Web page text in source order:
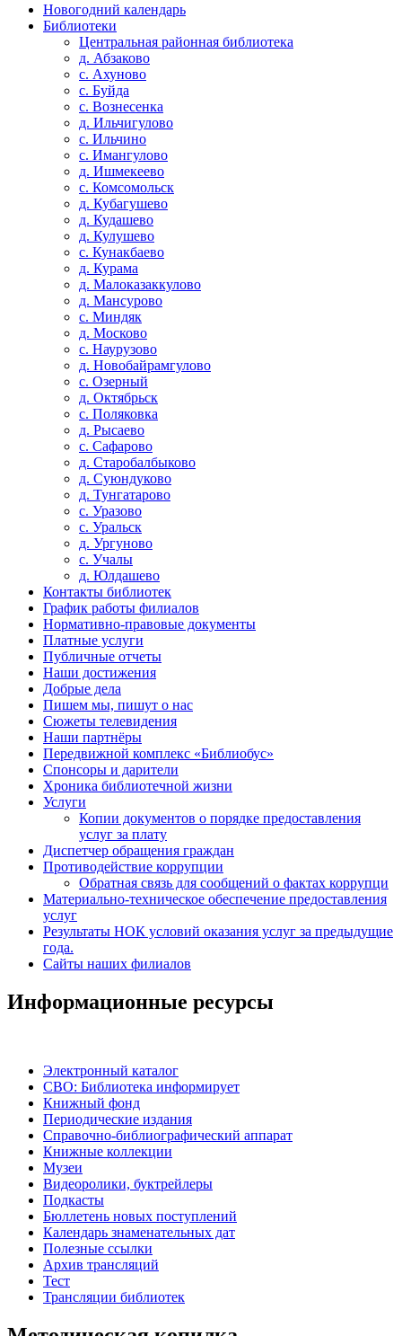
Новогодний календарь
Библиотеки
Центральная районная библиотека
д. Абзаково
с. Ахуново
с. Буйда
с. Вознесенка
д. Ильчигулово
с. Ильчино
с. Имангулово
д. Ишмекеево
с. Комсомольск
д. Кубагушево
д. Кудашево
д. Кулушево
с. Кунакбаево
д. Курама
д. Малоказаккулово
д. Мансурово
с. Миндяк
д. Москово
с. Наурузово
д. Новобайрамгулово
с. Озерный
д. Октябрьск
с. Поляковка
д. Рысаево
с. Сафарово
д. Старобалбыково
д. Суюндуково
д. Тунгатарово
с. Уразово
с. Уральск
д. Ургуново
с. Учалы
д. Юлдашево
Контакты библиотек
График работы филиалов
Нормативно-правовые документы
Платные услуги
Публичные отчеты
Наши достижения
Добрые дела
Пишем мы, пишут о нас
Сюжеты телевидения
Наши партнёры
Передвижной комплекс «Библиобус»
Спонсоры и дарители
Хроника библиотечной жизни
Услуги
Копии документов о порядке предоставления
услуг за плату
Диспетчер обращения граждан
Противодействие коррупции
Обратная связь для сообщений о фактах коррупци
Материально-техническое обеспечение предоставления
услуг
Результаты НОК условий оказания услуг за предыдущие
года.
Сайты наших филиалов
Информационные ресурсы
Электронный каталог
СВО: Библиотека информирует
Книжный фонд
Периодические издания
Справочно-библиографический аппарат
Книжные коллекции
Музеи
Видеоролики, буктрейлеры
Подкасты
Бюллетень новых поступлений
Календарь знаменательных дат
Полезные ссылки
Архив трансляций
Тест
Трансляции библиотек